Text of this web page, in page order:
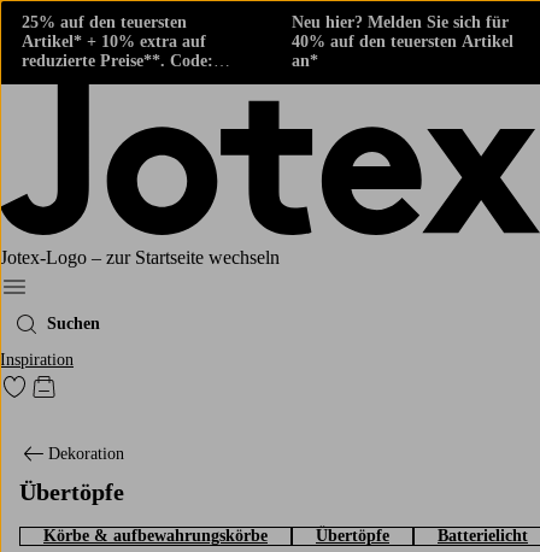
25% auf den teuersten
Artikel* + 10% extra auf
reduzierte Preise**. Code:
424882
Neu hier? Melden Sie sich für
40% auf den teuersten Artikel
an*
Jotex-Logo – zur Startseite wechseln
Ellos‘ Menü
Suchen
Inspiration
Zu den als Favoriten markierten Produkten gehen
Zum Warenkorb
Dekoration
Übertöpfe
Körbe & aufbewahrungskörbe Übertöpfe Batterielicht